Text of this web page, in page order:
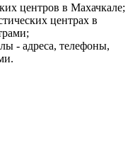
центров в Махачкале;
центрах в
- адреса, телефоны,